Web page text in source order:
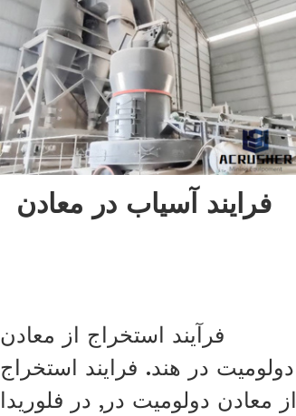
فرایند آسیاب در معادن
فرآیند استخراج از معادن
دولومیت در هند. فرایند استخراج
از معادن دولومیت در, در فلوریدا